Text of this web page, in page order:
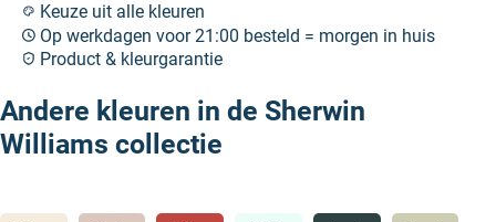
Keuze uit alle kleuren
Op werkdagen voor 21:00 besteld = morgen in huis
Product & kleurgarantie
Andere kleuren in de Sherwin
Williams collectie